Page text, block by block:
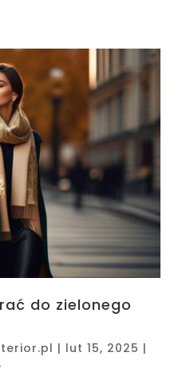
do zielonego
| lut 15, 2025 |